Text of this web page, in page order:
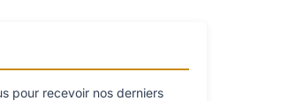
pour recevoir nos derniers